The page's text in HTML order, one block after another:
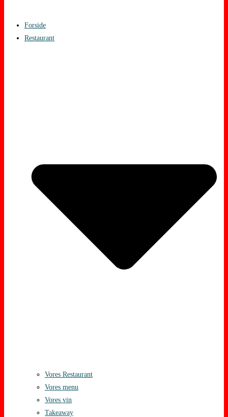
Forside
Restaurant
Vores Restaurant
Vores menu
Vores vin
Takeaway